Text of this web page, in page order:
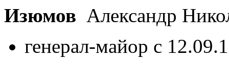
Изюмов Александр
генерал-майор с